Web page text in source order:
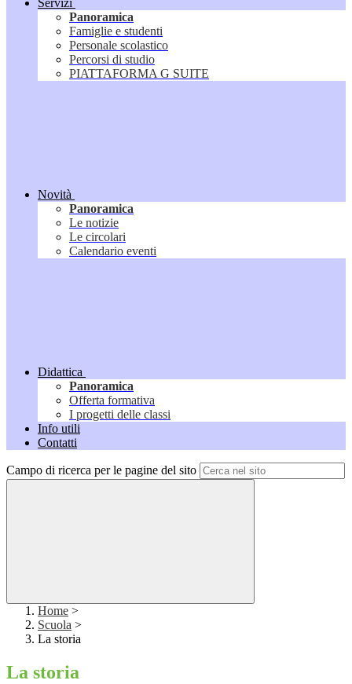
Servizi
Panoramica
Famiglie e studenti
Personale scolastico
Percorsi di studio
PIATTAFORMA G SUITE
Novità
Panoramica
Le notizie
Le circolari
Calendario eventi
Didattica
Panoramica
Offerta formativa
I progetti delle classi
Info utili
Contatti
Campo di ricerca per le pagine del sito
Home >
Scuola >
La storia
La storia